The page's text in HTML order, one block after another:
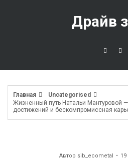
Драйв
Главная
Uncategorised
Жизненный путь Натальи Мантуровой
достижений и бескомпромиссная
Автор sib_ecometal